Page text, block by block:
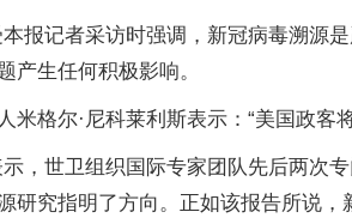
报记者采访时强调，新冠病毒溯
产生任何积极影响。
格尔·尼科莱利斯表示：“美国政
，世卫组织国际专家团队先后两
研究指明了方向。正如该报告所说